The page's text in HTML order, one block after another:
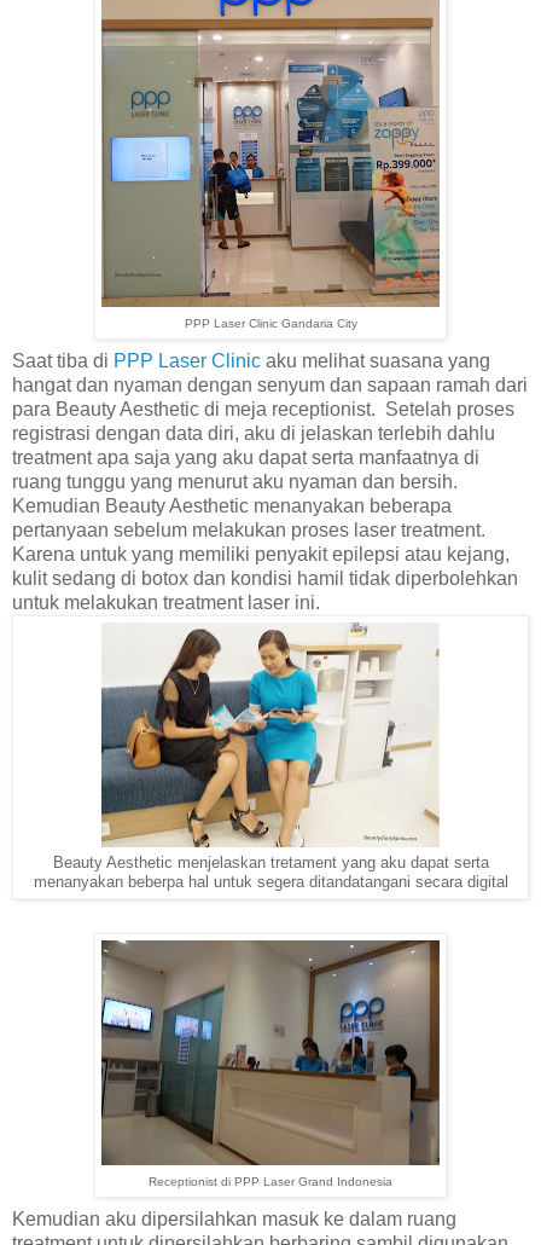
PPP Laser Clinic Gandaria City
Saat tiba di PPP Laser Clinic aku melihat suasana yang
hangat dan nyaman dengan senyum dan sapaan ramah dari
para Beauty Aesthetic di meja receptionist. Setelah proses
registrasi dengan data diri, aku di jelaskan terlebih dahlu
treatment apa saja yang aku dapat serta manfaatnya di
ruang tunggu yang menurut aku nyaman dan bersih.
Kemudian Beauty Aesthetic menanyakan beberapa
pertanyaan sebelum melakukan proses laser treatment.
Karena untuk yang memiliki penyakit epilepsi atau kejang,
kulit sedang di botox dan kondisi hamil tidak diperbolehkan
untuk melakukan treatment laser ini.
Beauty Aesthetic menjelaskan tretament yang aku dapat serta
menanyakan beberpa hal untuk segera ditandatangani secara digital
Receptionist di PPP Laser Grand Indonesia
Kemudian aku dipersilahkan masuk ke dalam ruang